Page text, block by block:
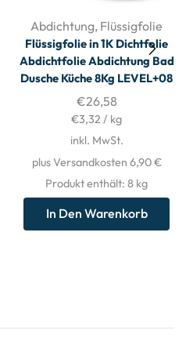
Abdichtung, Flüssigfolie
Flüssigfolie in 1K Dichtfolie
Abdichtfolie Abdichtung Bad
Dusche Küche 8Kg LEVEL+08
€26,58
€3,32 / kg
inkl. MwSt.
plus Versandkosten 6,90 €
Produkt enthält: 8 kg
In Den Warenkorb